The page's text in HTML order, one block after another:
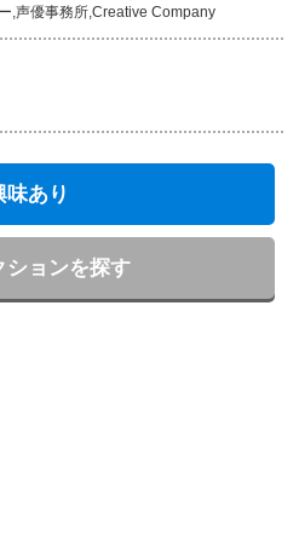
,声優事務所,Creative Company
味あり
ションを探す